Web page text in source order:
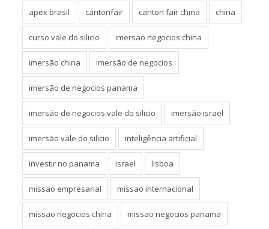
apex brasil cantonfair canton fair china china
curso vale do silicio imersao negocios china
imersão china imersão de negocios
imersão de negocios panama
imersão de negocios vale do silicio imersão israel
imersão vale do silicio inteligência artificial
investir no panama israel lisboa
missao empresarial missao internacional
missao negocios china missao negocios panama